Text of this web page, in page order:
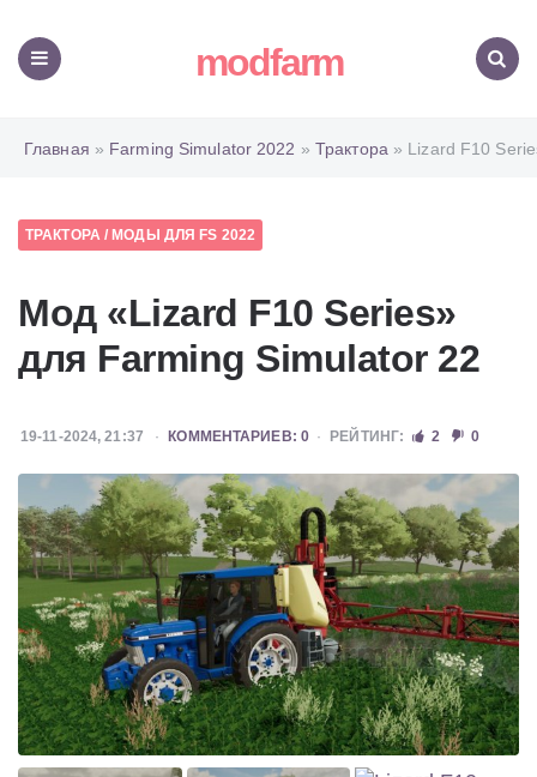
modfarm
Главная » Farming Simulator 2022 » Трактора » Lizard F10
ТРАКТОРА/ МОДЫ ДЛЯ FS 2022
Мод «Lizard F10 Series»
для Farming Simulator 22
19-11-2024, 21:37 КОММЕНТАРИЕВ: 0 РЕЙТИНГ: 2 0